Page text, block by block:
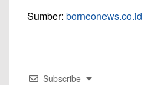
Sumber: borneonews.co.id
Subscribe